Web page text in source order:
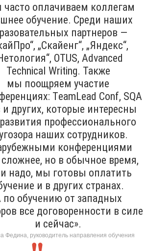
оплачиваем коллегам
обучение. Среди наших
партнеров —
„Скайенг“, „Яндекс“,
OTUS, Advanced
Technical Writing. Также
мы поощряем участие
ТeamLead Conf, SQA
и других, которые интересны
профессионального
наших сотрудников.
конференциями
сложнее, но в обычное время,
надо, мы готовы оплатить
и в других странах.
по обучению от западных
все договоренности в силе
и сейчас».
Федина, руководитель направления обучения